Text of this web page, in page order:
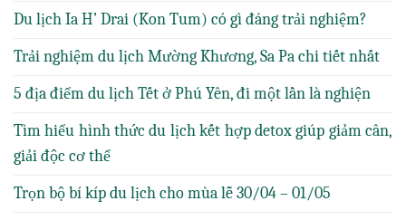
Du lịch Ia H’ Drai (Kon Tum) có gì đáng trải nghiệm?
Trải nghiệm du lịch Mường Khương, Sa Pa chi tiết nhất
5 địa điểm du lịch Tết ở Phú Yên, đi một lần là nghiện
Tìm hiểu hình thức du lịch kết hợp detox giúp giảm cân,
giải độc cơ thể
Trọn bộ bí kíp du lịch cho mùa lễ 30/04 – 01/05